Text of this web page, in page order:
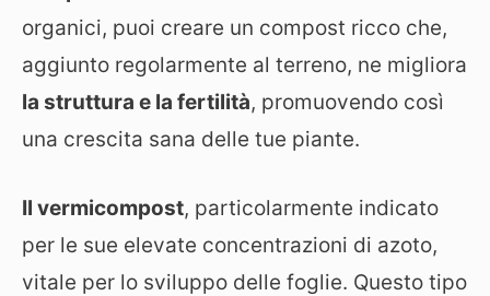
organici, puoi creare un compost ricco che,
aggiunto regolarmente al terreno, ne migliora
la struttura e la fertilità, promuovendo così
una crescita sana delle tue piante.
Il vermicompost, particolarmente indicato
per le sue elevate concentrazioni di azoto,
vitale per lo sviluppo delle foglie. Questo tipo